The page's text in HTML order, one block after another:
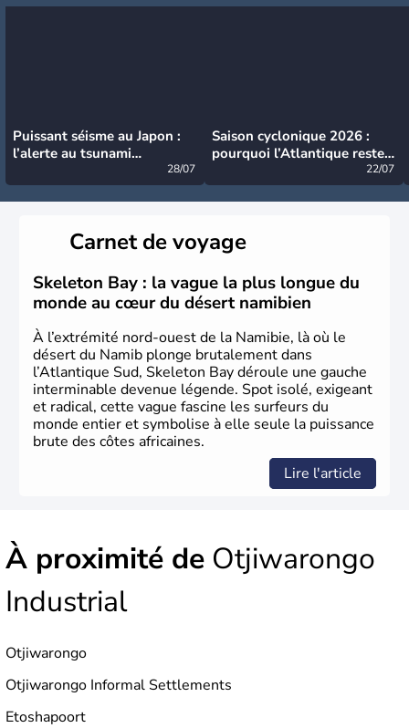
Puissant séisme au Japon :
l’alerte au tsunami
28/07
Saison cyclonique 2026 :
pourquoi l’Atlantique reste
22/07
Carnet de voyage
Skeleton Bay : la vague la plus longue du
monde au cœur du désert namibien
À l’extrémité nord-ouest de la Namibie, là où le
désert du Namib plonge brutalement dans
l’Atlantique Sud, Skeleton Bay déroule une gauche
interminable devenue légende. Spot isolé, exigeant
et radical, cette vague fascine les surfeurs du
monde entier et symbolise à elle seule la puissance
brute des côtes africaines.
Lire l'article
À proximité de Otjiwarongo
Industrial
Otjiwarongo
Otjiwarongo Informal Settlements
Etoshapoort